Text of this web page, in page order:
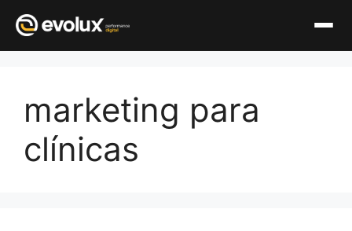
conteúdo
marketing para
clínicas